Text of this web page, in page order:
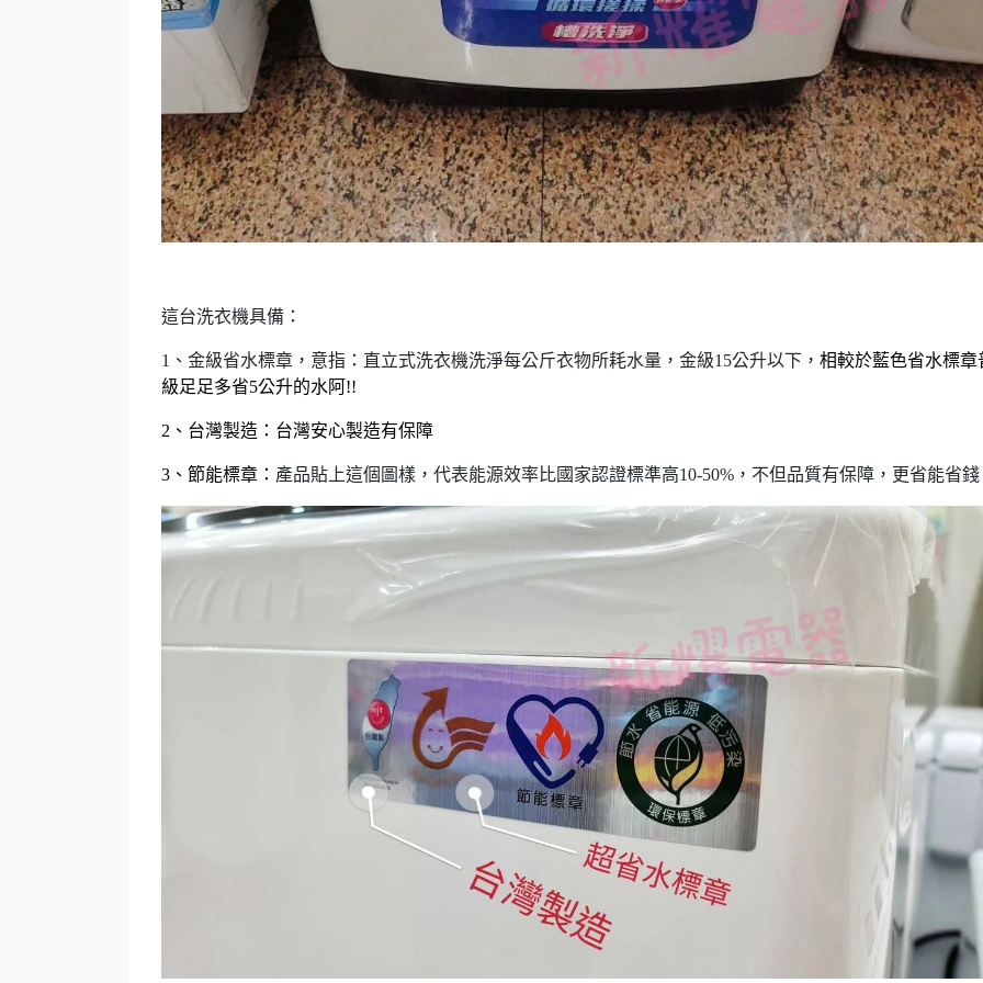
這台洗衣機具備：
1、金級省水標章，意指： 直立式洗衣機洗淨每公斤衣物所耗水量，金級15公升以下， 相較於藍色省水標章
級足足多省5公升的水阿!!
2、台灣製造：台灣安心製造有保障
3、節能標章： 產品貼上這個圖樣，代表能源效率比國家認證標準高10-50%，不但品質有保障，更省能省錢